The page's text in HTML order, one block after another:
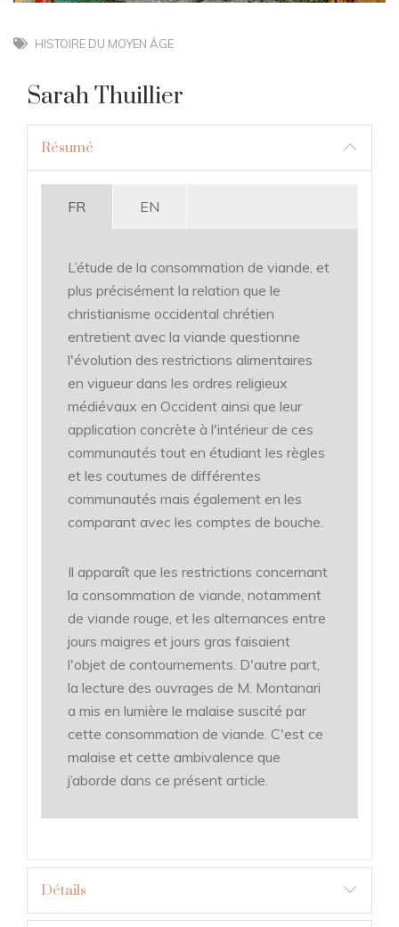
HISTOIRE DU MOYEN ÂGE
Sarah Thuillier
Résumé
FR EN
L’étude de la consommation de viande, et
plus précisément la relation que le
christianisme occidental chrétien
entretient avec la viande questionne
l'évolution des restrictions alimentaires
en vigueur dans les ordres religieux
médiévaux en Occident ainsi que leur
application concrète à l'intérieur de ces
communautés tout en étudiant les règles
et les coutumes de différentes
communautés mais également en les
comparant avec les comptes de bouche.
Il apparaît que les restrictions concernant
la consommation de viande, notamment
de viande rouge, et les alternances entre
jours maigres et jours gras faisaient
l'objet de contournements. D'autre part,
la lecture des ouvrages de M. Montanari
a mis en lumière le malaise suscité par
cette consommation de viande. C'est ce
malaise et cette ambivalence que
j’aborde dans ce présent article.
Détails